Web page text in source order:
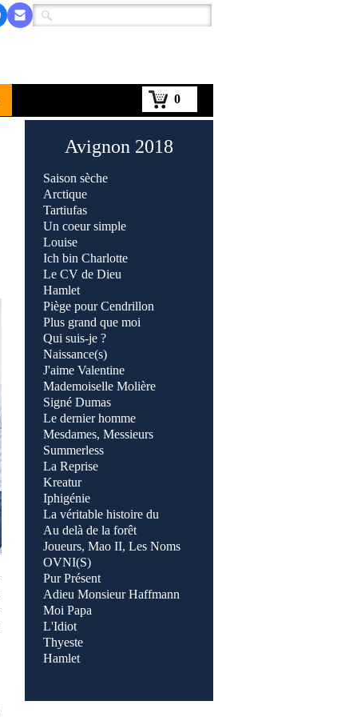
0
Avignon 2018
Saison sèche
Arctique
Tartiufas
Un coeur simple
Louise
Ich bin Charlotte
Le CV de Dieu
Hamlet
Piège pour Cendrillon
Plus grand que moi
Qui suis-je ?
Naissance(s)
J'aime Valentine
Mademoiselle Molière
Signé Dumas
Le dernier homme
Mesdames, Messieurs
Summerless
La Reprise
Kreatur
Iphigénie
La véritable histoire du
Au delà de la forêt
Joueurs, Mao II, Les Noms
OVNI(S)
Pur Présent
Adieu Monsieur Haffmann
Moi Papa
L'Idiot
Thyeste
Hamlet